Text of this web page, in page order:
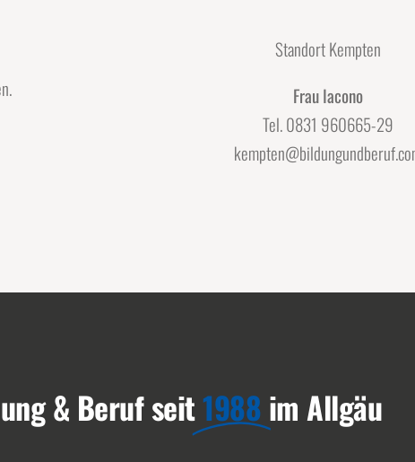
Standort Kempten
Frau Iacono
Tel. 0831 960665-29
& Beruf seit1988im Allgäu